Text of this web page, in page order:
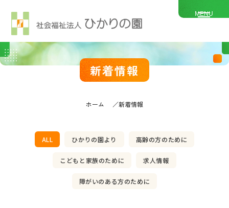
MENU
新着情報
ホーム 新着情報
ALL ひかりの園より 高齢の方のために
こどもと家族のために 求人情報
障がいのある方のために